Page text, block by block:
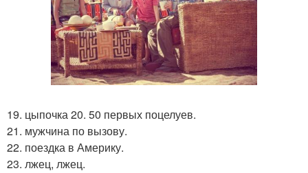
19. цыпочка 20. 50 первых поцелуев.
21. мужчина по вызову.
22. поездка в Америку.
23. лжец, лжец.